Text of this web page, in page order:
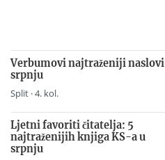
Verbumovi najtraženiji
srpnju
Split · 4. kol.
Ljetni favoriti čitatelja: 5
najtraženijih knjiga KS-a u
srpnju